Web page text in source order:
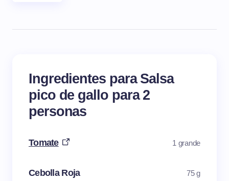
Ingredientes para Salsa
pico de gallo para 2
personas
Tomate 1 grande
Cebolla Roja 75 g